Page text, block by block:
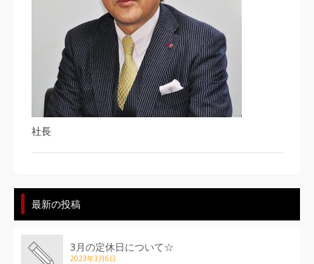
社長
最新の投稿
3月の定休日について☆
2023年3月6日